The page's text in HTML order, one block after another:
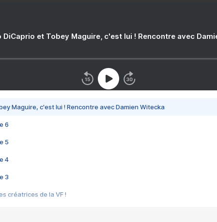
DiCaprio et Tobey Maguire, c'est lui ! Rencontre avec
Maguire, c'est lui ! Rencontre avec Damien Witecka
6
5
4
3
créatrices de la VF !